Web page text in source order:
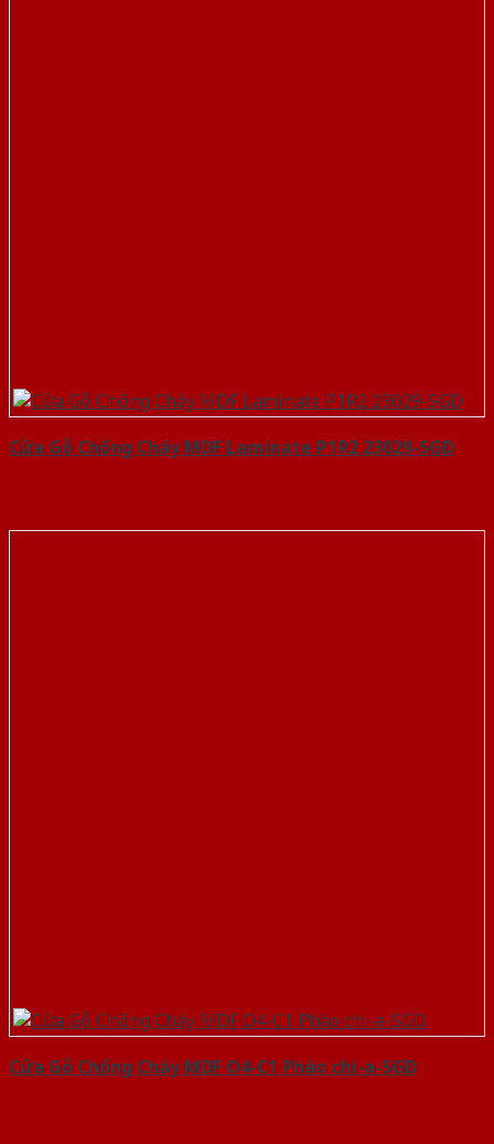
Cửa Gỗ Chống Cháy MDF Laminate P1R2 23029-SGD
Cửa Gỗ Chống Cháy MDF O4-C1 Phào chi-a-SGD